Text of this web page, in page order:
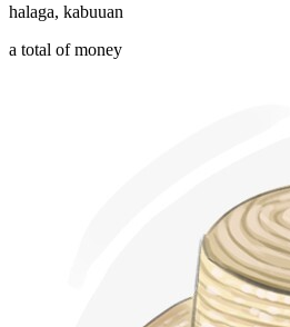
halaga, kabuuan
a total of money